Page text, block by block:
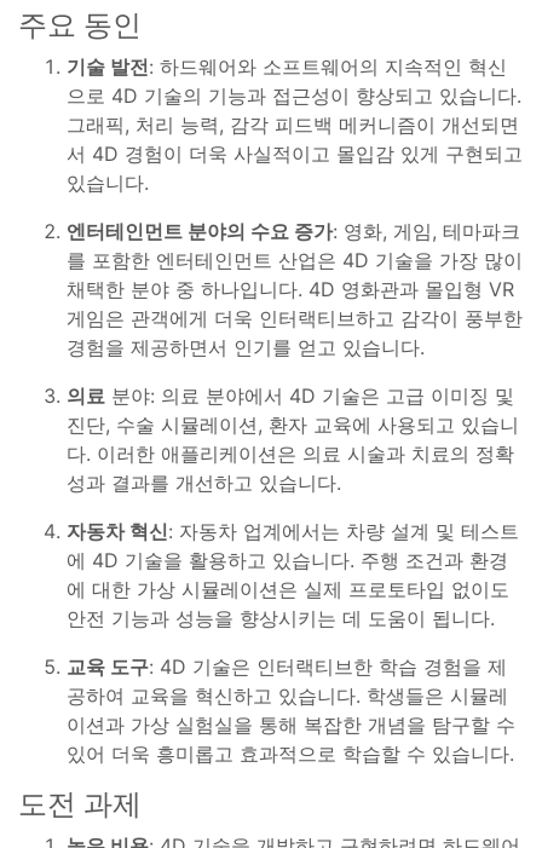
주요 동인
기술 발전: 하드웨어와 소프트웨어의 지속적인 혁신
으로 4D 기술의 기능과 접근성이 향상되고 있습니다.
그래픽, 처리 능력, 감각 피드백 메커니즘이 개선되면
서 4D 경험이 더욱 사실적이고 몰입감 있게 구현되고
있습니다.
엔터테인먼트 분야의 수요 증가: 영화, 게임, 테마파크
를 포함한 엔터테인먼트 산업은 4D 기술을 가장 많이
채택한 분야 중 하나입니다. 4D 영화관과 몰입형 VR
게임은 관객에게 더욱 인터랙티브하고 감각이 풍부한
경험을 제공하면서 인기를 얻고 있습니다.
의료 분야: 의료 분야에서 4D 기술은 고급 이미징 및
진단, 수술 시뮬레이션, 환자 교육에 사용되고 있습니
다. 이러한 애플리케이션은 의료 시술과 치료의 정확
성과 결과를 개선하고 있습니다.
자동차 혁신: 자동차 업계에서는 차량 설계 및 테스트
에 4D 기술을 활용하고 있습니다. 주행 조건과 환경
에 대한 가상 시뮬레이션은 실제 프로토타입 없이도
안전 기능과 성능을 향상시키는 데 도움이 됩니다.
교육 도구: 4D 기술은 인터랙티브한 학습 경험을 제
공하여 교육을 혁신하고 있습니다. 학생들은 시뮬레
이션과 가상 실험실을 통해 복잡한 개념을 탐구할 수
있어 더욱 흥미롭고 효과적으로 학습할 수 있습니다.
도전 과제